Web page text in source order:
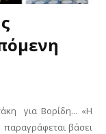
για Βορίδη... «Η
βάσει